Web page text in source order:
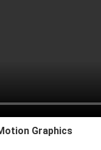
Graphics